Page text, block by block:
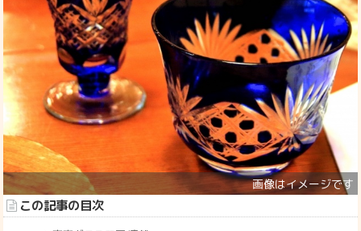
この記事の目次